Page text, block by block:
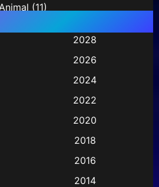
Animal (11)
การ์ตูน(245)2028
2026
2024
2022
2020
2018
2016
2014